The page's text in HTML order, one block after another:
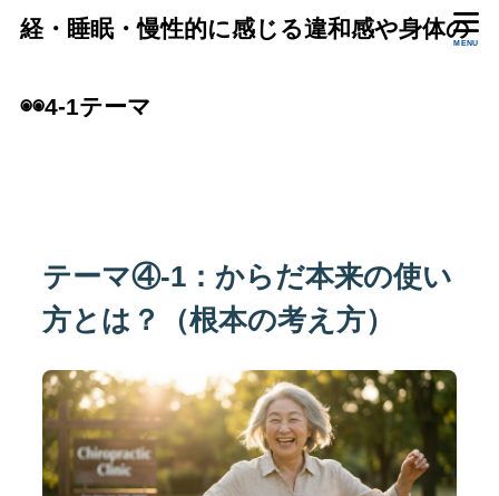
経・睡眠・慢性的に感じる違和感や身体の
MENU
◉◉4-1テーマ
テーマ④-1：からだ本来の使い
方とは？（根本の考え方）